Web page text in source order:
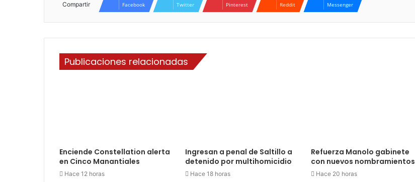
Compartir Facebook Twitter Pinterest Reddit Messenger
Publicaciones relacionadas
Enciende Constellation alerta
en Cinco Manantiales
Hace 12 horas
Ingresan a penal de Saltillo a
detenido por multihomicidio
Hace 18 horas
Refuerza Manolo gabinete
con nuevos nombramientos
Hace 20 horas